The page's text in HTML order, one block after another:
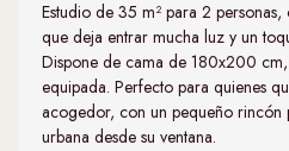
Estudio de 35 m² para 2
que deja entrar mucha luz y un
Dispone de cama de 180x200
equipada. Perfecto para quienes
acogedor, con un pequeño rincón
urbana desde su ventana.